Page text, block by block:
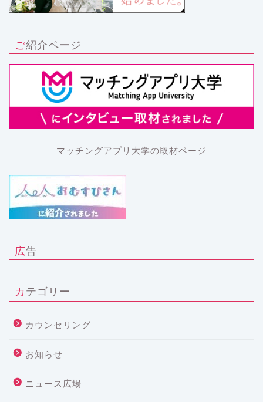
ご紹介ページ
マッチングアプリ大学の取材ページ
広告
カテゴリー
カウンセリング
お知らせ
ニュース広場